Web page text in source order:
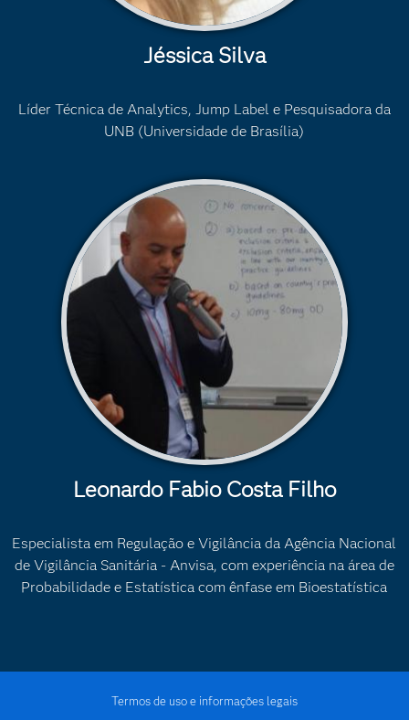
Jéssica Silva
Líder Técnica de Analytics, Jump Label e Pesquisadora da
UNB (Universidade de Brasília)
Leonardo Fabio Costa Filho
Especialista em Regulação e Vigilância da Agência Nacional
de Vigilância Sanitária - Anvisa, com experiência na área de
Probabilidade e Estatística com ênfase em Bioestatística
Termos de uso e informações legais